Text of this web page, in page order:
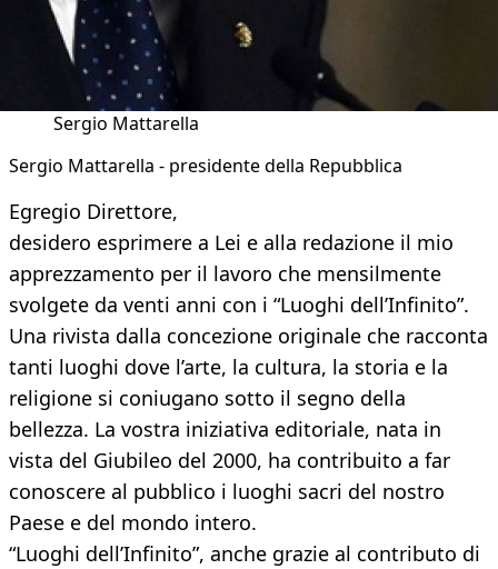
Sergio Mattarella
Sergio Mattarella - presidente della Repubblica
Egregio Direttore,
desidero esprimere a Lei e alla redazione il mio
apprezzamento per il lavoro che mensilmente
svolgete da venti anni con i “Luoghi dell’Infinito”.
Una rivista dalla concezione originale che racconta
tanti luoghi dove l’arte, la cultura, la storia e la
religione si coniugano sotto il segno della
bellezza. La vostra iniziativa editoriale, nata in
vista del Giubileo del 2000, ha contribuito a far
conoscere al pubblico i luoghi sacri del nostro
Paese e del mondo intero.
“Luoghi dell’Infinito”, anche grazie al contributo di